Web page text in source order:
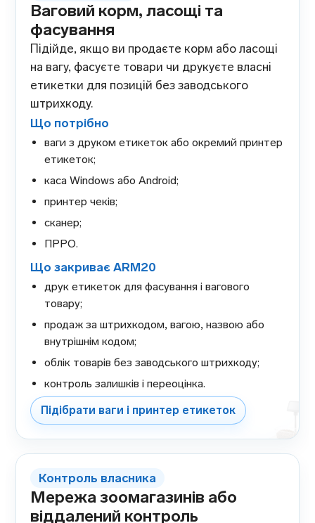
Ваговий корм, ласощі та
фасування
Підійде, якщо ви продаєте корм або ласощі
на вагу, фасуєте товари чи друкуєте власні
етикетки для позицій без заводського
штрихкоду.
Що потрібно
ваги з друком етикеток або окремий принтер
етикеток;
каса Windows або Android;
принтер чеків;
сканер;
ПРРО.
Що закриває ARM20
друк етикеток для фасування і вагового
товару;
продаж за штрихкодом, вагою, назвою або
внутрішнім кодом;
облік товарів без заводського штрихкоду;
контроль залишків і переоцінка.
Підібрати ваги і принтер етикеток
Контроль власника
Мережа зоомагазинів або
віддалений контроль